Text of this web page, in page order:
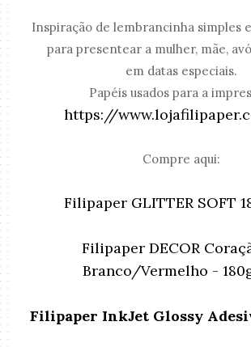
Inspiração de lembrancinha simples
para presentear a mulher, mãe,
em datas especiais.
Papéis usados para a
https://
Compre aqui:
Filipaper GLITTER SOFT
Filipaper DECOR
Branco/Vermelho -
Filipaper InkJet Glossy